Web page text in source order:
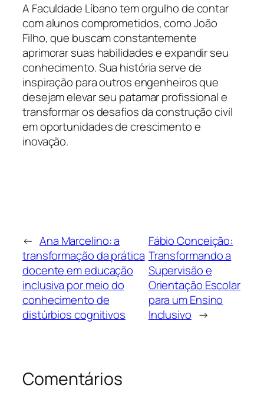
A Faculdade Líbano tem orgulho de contar
com alunos comprometidos, como João
Filho, que buscam constantemente
aprimorar suas habilidades e expandir seu
conhecimento. Sua história serve de
inspiração para outros engenheiros que
desejam elevar seu patamar profissional e
transformar os desafios da construção civil
em oportunidades de crescimento e
inovação.
← Ana Marcelino: a
transformação da prática
docente em educação
inclusiva por meio do
conhecimento de
distúrbios cognitivos
Fábio Conceição:
Transformando a
Supervisão e
Orientação Escolar
para um Ensino
Inclusivo →
Comentários